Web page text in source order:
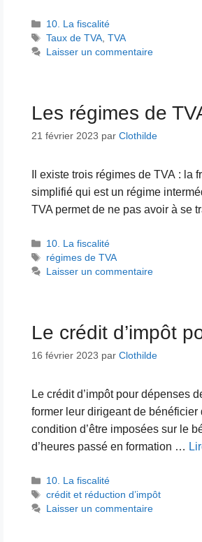
Catégories
10. La fiscalité
Étiquettes
Taux de TVA,TVA
Laisser un commentaire
Les régimes de
21 février 2023 par Clothilde
Il existe trois régimes de TVA : la
simplifié qui est un régime
TVA permet de ne pas avoir à se
Catégories
10. La fiscalité
Étiquettes
régimes de TVA
Laisser un commentaire
Le crédit d’impôt
16 février 2023 par Clothilde
Le crédit d’impôt pour dépenses
former leur dirigeant de
condition d’être imposées sur le
d’heures passé en formation …
Catégories
10. La fiscalité
Étiquettes
crédit et réduction d’impôt
Laisser un commentaire